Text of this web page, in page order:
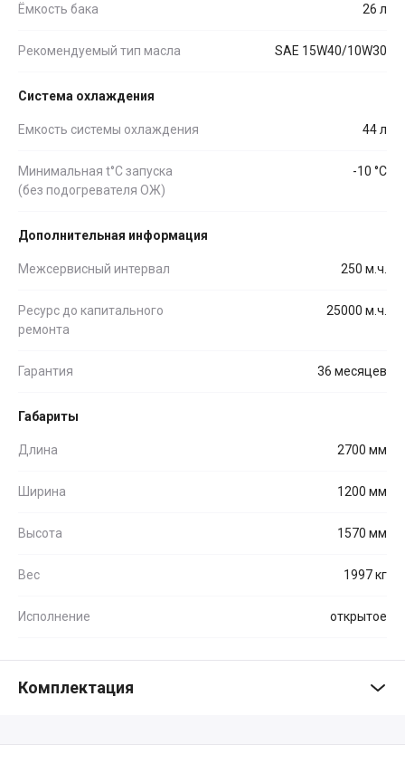
Ёмкость бака 26 л
Рекомендуемый тип масла SAE 15W40/10W30
Система охлаждения
Емкость системы охлаждения 44 л
Минимальная t°С запуска
(без подогревателя ОЖ)
-10 °С
Дополнительная информация
Межсервисный интервал 250 м.ч.
Ресурс до капитального
ремонта
25000 м.ч.
Гарантия 36 месяцев
Габариты
Длина 2700 мм
Ширина 1200 мм
Высота 1570 мм
Вес 1997 кг
Исполнение открытое
Комплектация